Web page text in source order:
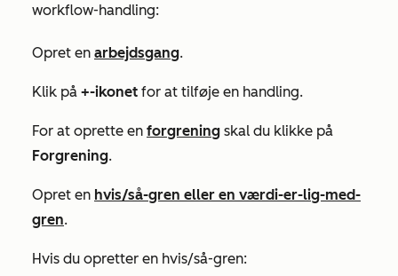
workflow-handling:
Opret en arbejdsgang.
Klik på +-ikonet for at tilføje en handling.
For at oprette en forgrening skal du klikke på
Forgrening.
Opret en hvis/så-gren eller en værdi-er-lig-med-
gren.
Hvis du opretter en hvis/så-gren: